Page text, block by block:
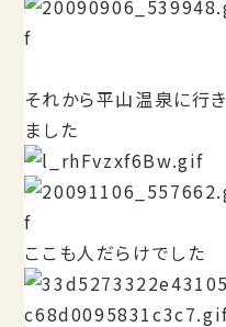
それから平山温泉に行き
ました
ここも人だらけでした